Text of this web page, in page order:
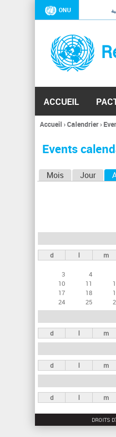
ONU
ACCUEIL
Vous
ici
Accueil ›Calendrier›
Events
e
t
s
n
c
i
p
a
x
Mois Jour
d l m
3
4
10
11
17
18
24
25
d l m
d l m
d l m
DROITS